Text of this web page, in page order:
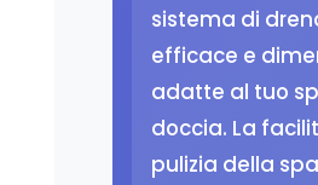
sistema di
efficace e
adatte al tuo
doccia. La
pulizia della